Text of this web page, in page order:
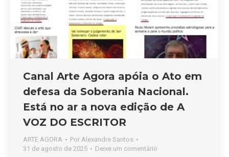
Canal Arte Agora apóia o Ato em
defesa da Soberania Nacional.
Está no ar a nova edição de A
VOZ DO ESCRITOR
ARTE AGORA Por Alexandre Santos
31 de agosto de 2025
Deixe um comentário